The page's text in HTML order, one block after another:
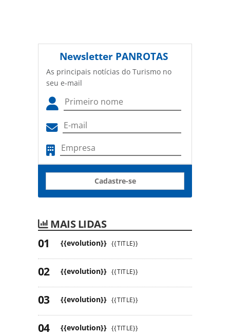
Newsletter PANROTAS
As principais notícias do Turismo no
seu e-mail
Cadastre-se
MAIS LIDAS
{{evolution}} {{TITLE}}
{{evolution}} {{TITLE}}
{{evolution}} {{TITLE}}
{{evolution}} {{TITLE}}